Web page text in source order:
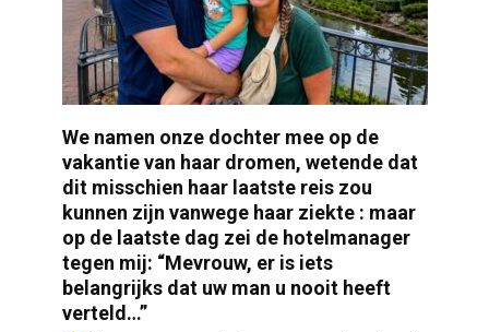
We namen onze dochter mee op de
vakantie van haar dromen, wetende dat
dit misschien haar laatste reis zou
kunnen zijn vanwege haar ziekte : maar
op de laatste dag zei de hotelmanager
tegen mij: “Mevrouw, er is iets
belangrijks dat uw man u nooit heeft
verteld…”